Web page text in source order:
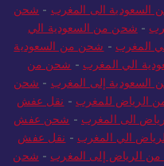
الى المغرب - شحن
- شحن من السعودية الي
المغرب - شحن من السعودية
الي المغرب - شحن من
إلى المغرب - شحن
الرياض للمغرب - نقل عفش
الى المغرب - شحن عفش
الي المغرب - نقل عفش
الرياض إلى المغرب - شحن